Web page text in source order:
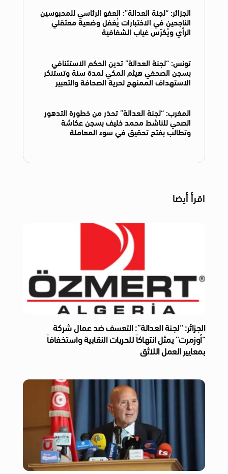
الجزائر: “لجنة العدالة”: العفو الرئاسي للمحبوسين
الناجحين في الاختبارات يُغفل وضعية معتقلي
الرأي ويُكرّس غياب الشفافية
تونس: “لجنة العدالة” تدين الحكم الاستئنافي
بسجن الصحفي هيثم المكي لمدة سنة وتستنكر
الاستهداف الممنهج لحرية الصحافة والتعبير
المغرب: “لجنة العدالة” تحذر من خطورة التدهور
الصحي للناشط محمد خليف بسجن عكاشة
وتطالب بفتح تحقيق في سوء المعاملة
اقرأ أيضا
الجزائر: “لجنة العدالة”: التعسف ضد عمال شركة
“أوزمرت” يمثل انتهاكاً للحريات النقابية واستخفافاً
بمعايير العمل اللائق